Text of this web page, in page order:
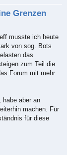
Grenzen
musste ich heute
von sog. Bots
das
zum Teil die
Forum mit mehr
habe aber an
machen. Für
für diese